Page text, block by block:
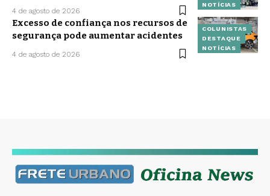
NOTÍCIAS
4 de agosto de 2026
COLUNISTAS
DESTAQUE
NOTÍCIAS
Excesso de confiança nos recursos de
segurança pode aumentar acidentes
4 de agosto de 2026